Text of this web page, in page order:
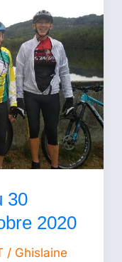
30
2020
/ Ghislaine